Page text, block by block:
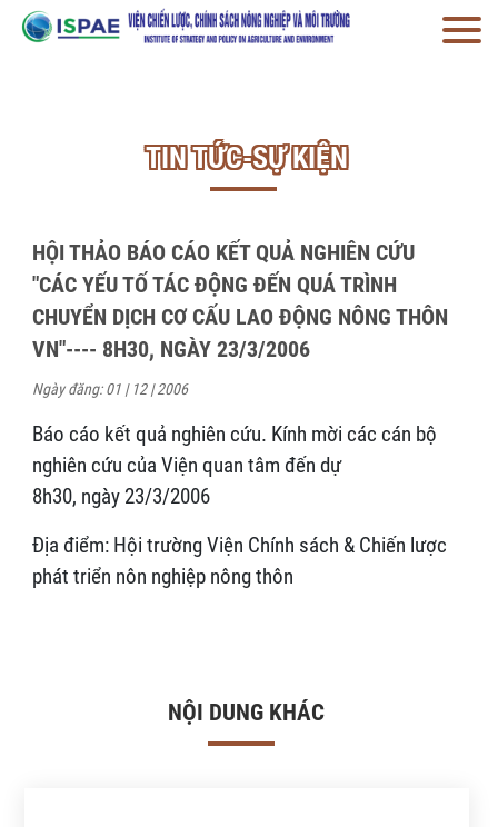
TIN TỨC-SỰ KIỆN
HỘI THẢO BÁO CÁO KẾT QUẢ NGHIÊN CỨU
"CÁC YẾU TỐ TÁC ĐỘNG ĐẾN QUÁ TRÌNH
CHUYỂN DỊCH CƠ CẤU LAO ĐỘNG NÔNG THÔN
VN"---- 8H30, NGÀY 23/3/2006
Ngày đăng: 01 | 12 | 2006
Báo cáo kết quả nghiên cứu. Kính mời các cán bộ
nghiên cứu của Viện quan tâm đến dự
8h30, ngày 23/3/2006
Địa điểm: Hội trường Viện Chính sách & Chiến lược
phát triển nôn nghiệp nông thôn
NỘI DUNG KHÁC